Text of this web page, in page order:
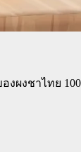
งผงชาไทย